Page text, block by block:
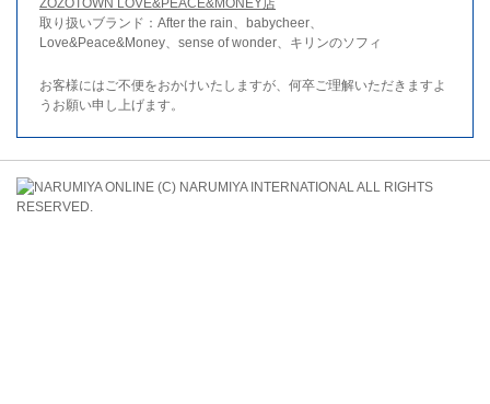
取り扱いブランド：After the rain、babycheer、
Love&Peace&Money、sense of wonder、キリンのソフィ
お客様にはご不便をおかけいたしますが、何卒ご理解いただきますよ
うお願い申し上げます。